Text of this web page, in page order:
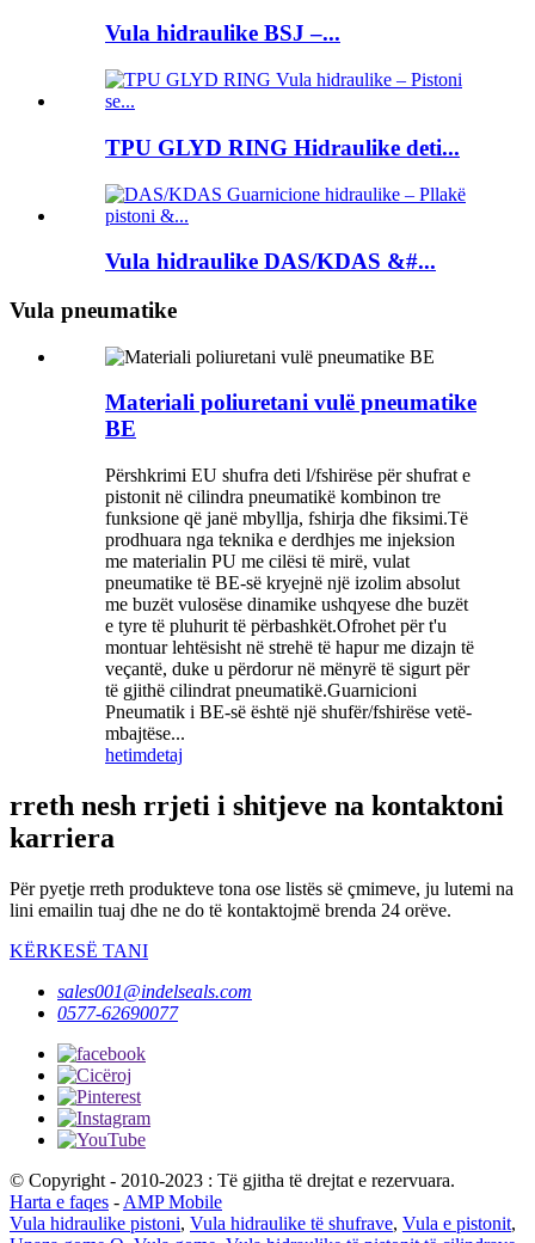
Vula hidraulike BSJ –...
TPU GLYD RING Hidraulike deti...
Vula hidraulike DAS/KDAS &#...
Vula pneumatike
Materiali poliuretani vulë pneumatike
BE
Përshkrimi EU shufra deti l/fshirëse për shufrat e
pistonit në cilindra pneumatikë kombinon tre
funksione që janë mbyllja, fshirja dhe fiksimi.Të
prodhuara nga teknika e derdhjes me injeksion
me materialin PU me cilësi të mirë, vulat
pneumatike të BE-së kryejnë një izolim absolut
me buzët vulosëse dinamike ushqyese dhe buzët
e tyre të pluhurit të përbashkët.Ofrohet për t'u
montuar lehtësisht në strehë të hapur me dizajn të
veçantë, duke u përdorur në mënyrë të sigurt për
të gjithë cilindrat pneumatikë.Guarnicioni
Pneumatik i BE-së është një shufër/fshirëse vetë-
mbajtëse...
hetimdetaj
rreth nesh rrjeti i shitjeve na kontaktoni
karriera
Për pyetje rreth produkteve tona ose listës së çmimeve, ju lutemi na
lini emailin tuaj dhe ne do të kontaktojmë brenda 24 orëve.
KËRKESË TANI
sales001@indelseals.com
0577-62690077
© Copyright - 2010-2023 : Të gjitha të drejtat e rezervuara.
Harta e faqes - AMP Mobile
Vula hidraulike pistoni, Vula hidraulike të shufrave, Vula e pistonit,